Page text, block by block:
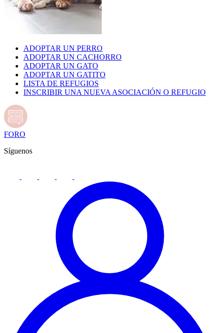
ADOPTAR UN PERRO
ADOPTAR UN CACHORRO
ADOPTAR UN GATO
ADOPTAR UN GATITO
LISTA DE REFUGIOS
INSCRIBIR UNA NUEVA ASOCIACIÓN O REFUGIO
FORO
Síguenos